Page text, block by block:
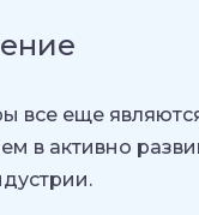
все еще
в активно